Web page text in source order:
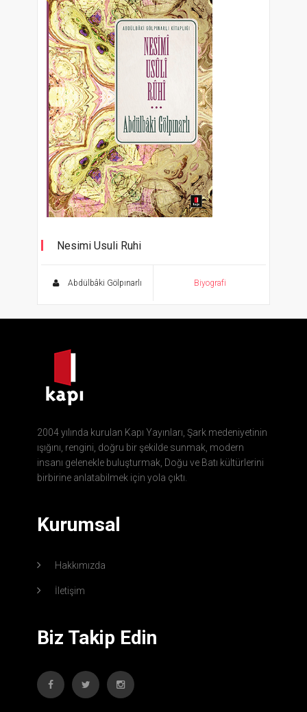
Nesimi Usuli Ruhi
Abdülbâki Gölpınarlı Biyografi
2004 yılında kurulan Kapı Yayınları, Şark medeniyetinin
ışığını, rengini, doğru bir şekilde sunmak, modern
insanı gelenekle buluşturmak, Doğu ve Batı kültürlerini
birbirine anlatabilmek için yola çıktı.
Kurumsal
Hakkımızda
İletişim
Biz Takip Edin